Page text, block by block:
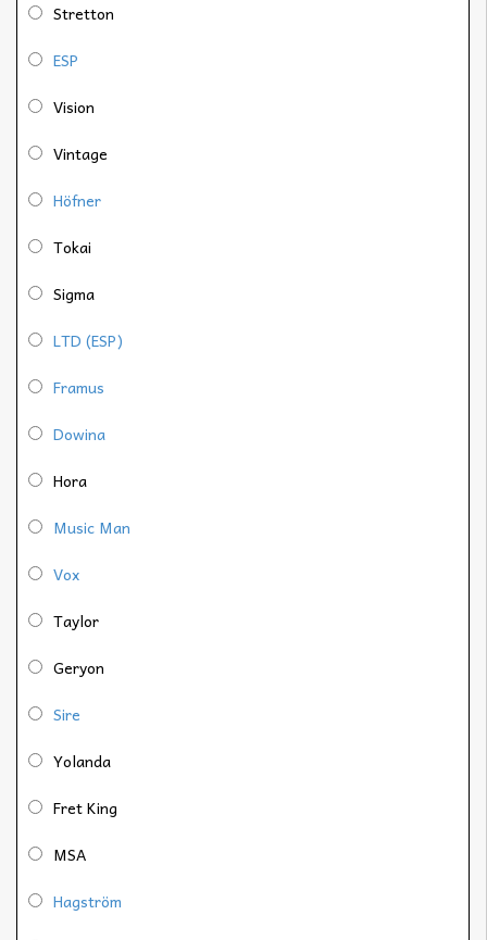
Stretton
ESP
Vision
Vintage
Höfner
Tokai
Sigma
LTD (ESP)
Framus
Dowina
Hora
Music Man
Vox
Taylor
Geryon
Sire
Yolanda
Fret King
MSA
Hagström